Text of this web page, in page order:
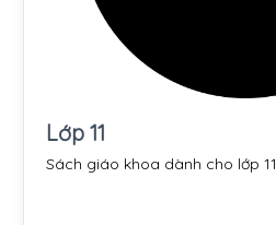
Lớp 11
Sách giáo khoa dành cho lớp 11